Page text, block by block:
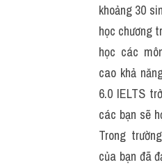
khoảng 30
học chương
học các
cao khả
6.0 IELTS
các bạn sẽ
Trong
của bạn đã